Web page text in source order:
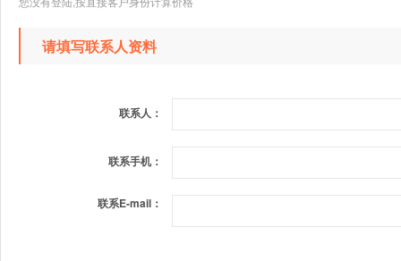
请填写联系人资料
联系人：
联系手机：
联系E-mail：